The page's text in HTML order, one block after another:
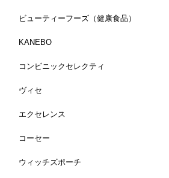
ビューティーフーズ（健康食品）
KANEBO
コンビニックセレクティ
ヴィセ
エクセレンス
コーセー
ウィッチズポーチ